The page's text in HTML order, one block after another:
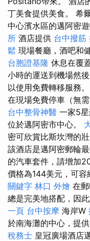
丁美食提供美食。 希
中心濱水區的邁阿密
所 酒店提供 台中撥筋
鬆 現場餐廳，酒吧和
台胞證基隆 休息在覆
小時的運送到機場然後
以使用免費轉移服務。
在現場免費停車（無
台中整骨神醫 一家5
位於邁阿密市中心。
密可欣賞比斯坎灣的
該酒店是邁阿密郵輪
的汽車套件，請增加
價格為144美元，可容
關鍵字 林口 外燴 在
總是完美地搭配，因
一頁 台中按摩 海岸W
於南海灘的中心，提
稅務士 皇冠廣場酒店